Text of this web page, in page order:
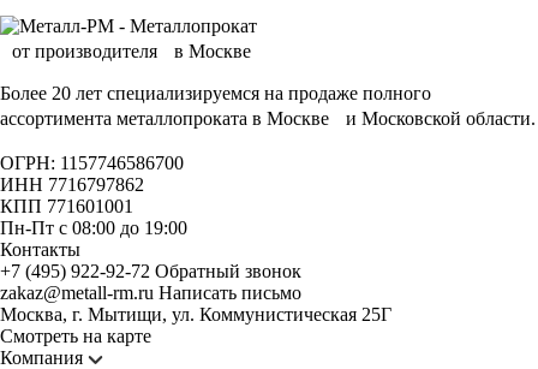
Более 20 лет специализируемся на продаже полного
ассортимента металлопроката в Москве и Московской области.
ОГРН: 1157746586700
ИНН 7716797862
КПП 771601001
Пн-Пт с 08:00 до 19:00
Контакты
+7 (495) 922-92-72 Обратный звонок
zakaz@metall-rm.ru Написать письмо
Москва, г. Мытищи, ул. Коммунистическая 25Г
Смотреть на карте
Компания